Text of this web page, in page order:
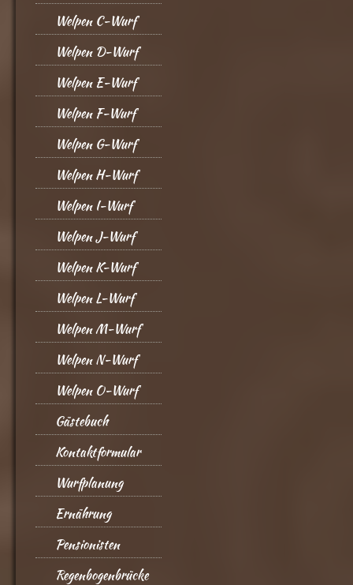
Welpen C-Wurf
Welpen D-Wurf
Welpen E-Wurf
Welpen F-Wurf
Welpen G-Wurf
Welpen H-Wurf
Welpen I-Wurf
Welpen J-Wurf
Welpen K-Wurf
Welpen L-Wurf
Welpen M-Wurf
Welpen N-Wurf
Welpen O-Wurf
Gästebuch
Kontaktformular
Wurfplanung
Ernährung
Pensionisten
Regenbogenbrücke